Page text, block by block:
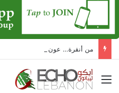
من أنقرة… عون و أردوغان
القائمة